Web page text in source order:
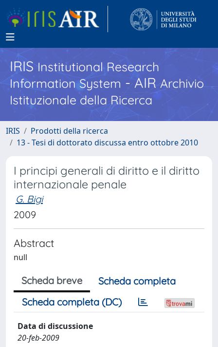
IRISInstitutional Research
Information System - AIR Archivio
Istituzionale della Ricerca
IRIS
Prodotti della ricerca
13 - Tesi di dottorato discussa entro ottobre 2010
I principi generali di diritto e il diritto
internazionale penale
G. Bigi
2009
Abstract
null
Scheda breve
Scheda completa
Scheda completa (DC)
Data di discussione
20-feb-2009